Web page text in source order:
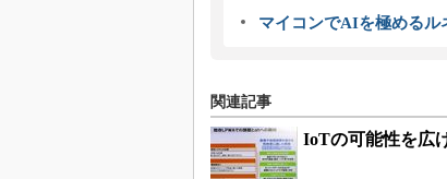
マイコンでAIを極める
関連記事
IoTの可能性を広